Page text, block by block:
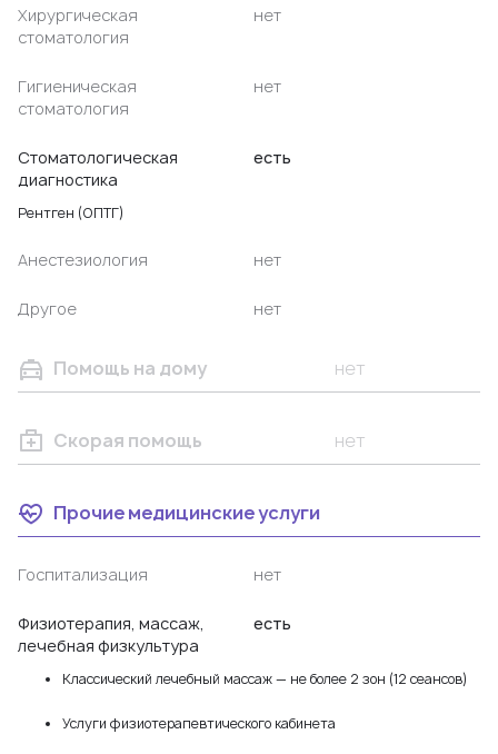
Хирургическая
стоматология
нет
Гигиеническая
стоматология
нет
Стоматологическая
диагностика
есть
Рентген (ОПТГ)
Анестезиология нет
Другое нет
Помощь на дому нет
Скорая помощь нет
Прочие медицинские услуги
Госпитализация нет
Физиотерапия, массаж,
лечебная физкультура
есть
Классический лечебный массаж — не более 2 зон (12 сеансов)
Услуги физиотерапевтического кабинета